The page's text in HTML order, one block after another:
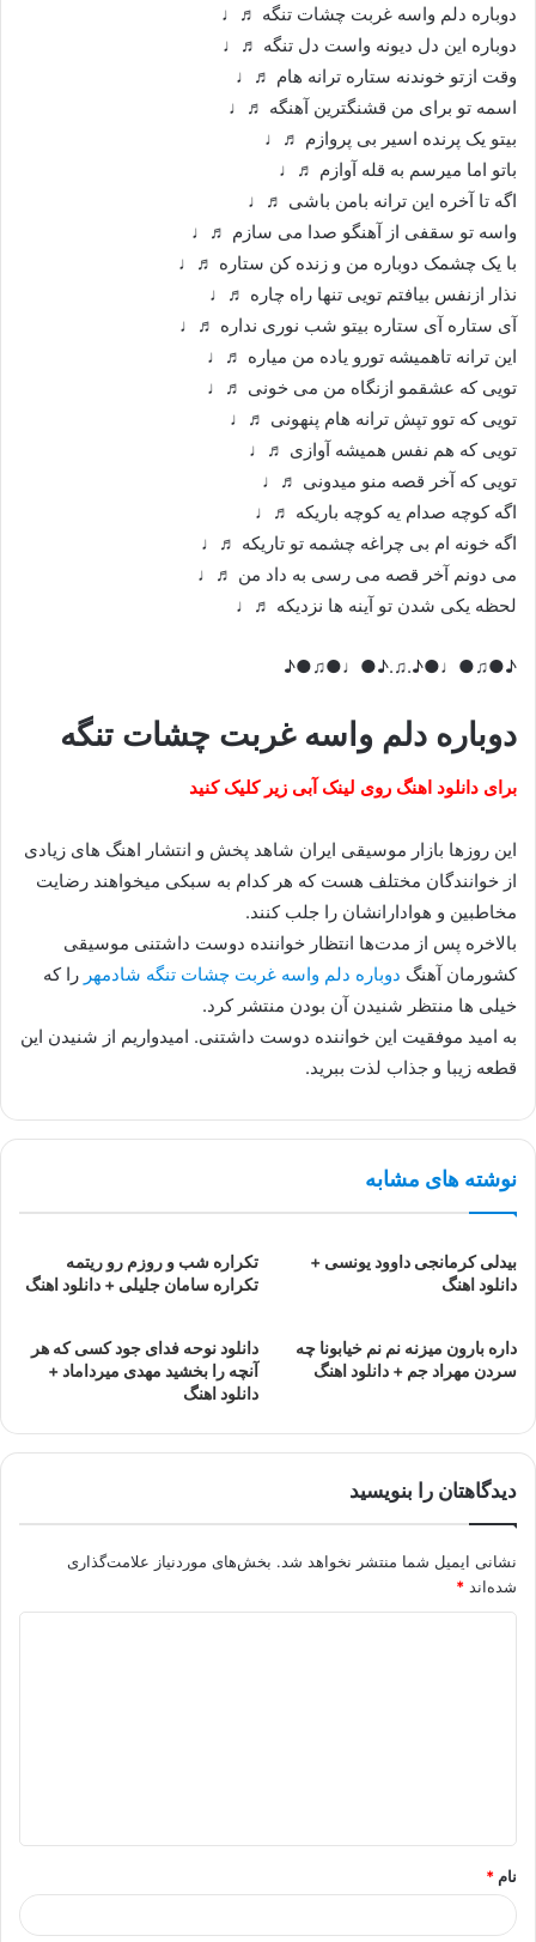
دوباره دلم واسه غربت چشات تنگه ♬♩
دوباره این دل دیونه واست دل تنگه ♬♩
وقت ازتو خوندنه ستاره ترانه هام ♬♩
اسمه تو برای من قشنگترین آهنگه ♬♩
بیتو یک پرنده اسیر بی پروازم ♬♩
باتو اما میرسم به قله آوازم ♬♩
اگه تا آخره این ترانه بامن باشی ♬♩
واسه تو سقفی از آهنگو صدا می سازم ♬♩
با یک چشمک دوباره من و زنده کن ستاره ♬♩
نذار ازنفس بیافتم تویی تنها راه چاره ♬♩
آی ستاره آی ستاره بیتو شب نوری نداره ♬♩
این ترانه تاهمیشه تورو یاده من میاره ♬♩
تویی که عشقمو ازنگاه من می خونی ♬♩
تویی که توو تپش ترانه هام پنهونی ♬♩
تویی که هم نفس همیشه آوازی ♬♩
تویی که آخر قصه منو میدونی ♬♩
اگه کوچه صدام یه کوچه باریکه ♬♩
اگه خونه ام بی چراغه چشمه تو تاریکه ♬♩
می دونم آخر قصه می رسی به داد من ♬♩
لحظه یکی شدن تو آینه ها نزدیکه ♬♩
♪●♫●♩●♪.♫.♪●♩●♫●♪
دوباره دلم واسه غربت چشات تنگه
برای دانلود اهنگ روی لینک آبی زیر کلیک کنید
این روزها بازار موسیقی ایران شاهد پخش و انتشار اهنگ های زیادی
از خوانندگان مختلف هست که هر کدام به سبکی میخواهند رضایت
مخاطبین و هوادارانشان را جلب کنند.
بالاخره پس از مدت‌ها انتظار خواننده دوست داشتنی موسیقی
کشورمان آهنگ دوباره دلم واسه غربت چشات تنگه شادمهر را که
خیلی ها منتظر شنیدن آن بودن منتشر کرد.
به امید موفقیت این خواننده دوست داشتنی. امیدواریم از شنیدن این
قطعه زیبا و جذاب لذت ببرید.
نوشته های مشابه
بیدلی کرمانجی داوود یونسی +
دانلود اهنگ
تکراره شب و روزم رو ریتمه
تکراره سامان جلیلی + دانلود اهنگ
داره بارون میزنه نم نم خیابونا چه
سردن مهراد جم + دانلود اهنگ
دانلود نوحه فدای جود کسی که هر
آنچه را بخشید مهدی میرداماد +
دانلود اهنگ
دیدگاهتان را بنویسید
نشانی ایمیل شما منتشر نخواهد شد. بخش‌های موردنیاز علامت‌گذاری
شده‌اند *
*
نام *